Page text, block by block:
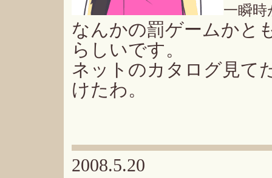
一瞬時
なんかの罰ゲームかと
らしいです。
ネットのカタログ見て
けたわ。
2008.5.20